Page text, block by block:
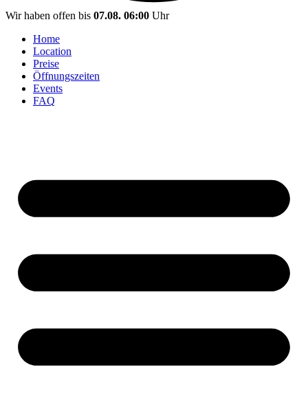
Wir haben offen bis 07.08. 06:00 Uhr
Home
Location
Preise
Öffnungszeiten
Events
FAQ